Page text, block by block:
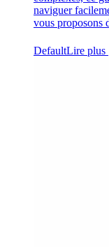
naviguer
vous proposons
DefaultLire plus